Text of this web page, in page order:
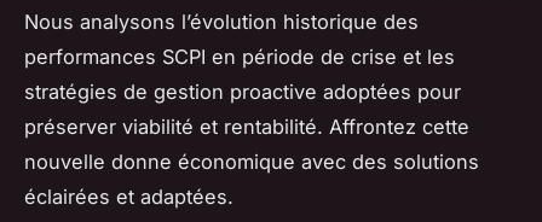
Nous analysons l’évolution historique des
performances SCPI en période de crise et les
stratégies de gestion proactive adoptées pour
préserver viabilité et rentabilité. Affrontez cette
nouvelle donne économique avec des solutions
éclairées et adaptées.